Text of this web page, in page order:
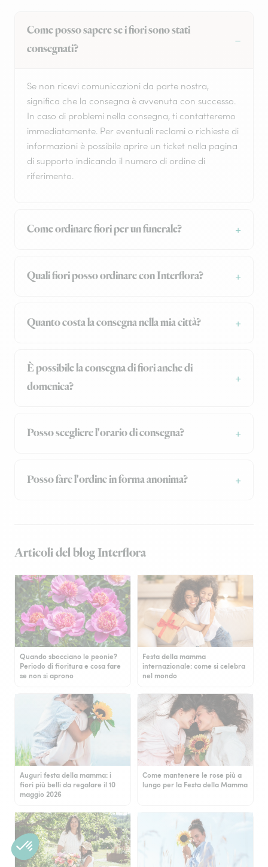
Come posso sapere se i fiori sono stati
consegnati?
Se non ricevi comunicazioni da parte nostra,
significa che la consegna è avvenuta con successo.
In caso di problemi nella consegna, ti contatteremo
immediatamente. Per eventuali reclami o richieste di
informazioni è possibile aprire un ticket nella pagina
di supporto indicando il numero di ordine di
riferimento.
Come ordinare fiori per un funerale?
Quali fiori posso ordinare con Interflora?
Quanto costa la consegna nella mia città?
È possibile la consegna di fiori anche di
domenica?
Posso scegliere l'orario di consegna?
Posso fare l'ordine in forma anonima?
Articoli del blog Interflora
Quando sbocciano le peonie?
Periodo di fioritura e cosa fare
se non si aprono
Festa della mamma
internazionale: come si celebra
nel mondo
Auguri festa della mamma: i
fiori più belli da regalare il 10
maggio 2026
Come mantenere le rose più a
lungo per la Festa della Mamma